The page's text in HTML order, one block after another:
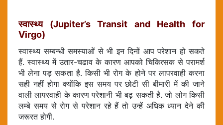
स्वास्थ्य (Jupiter’s Transit and Health for
Virgo)
स्वास्थ्य सम्बन्धी समस्याओं से भी इन दिनों आप परेशान हो सकते
हैं. स्वास्थ्य में उतार-चढाव के कारण आपको चिकित्सक से परामर्श
भी लेना पड़ सकता है. किसी भी रोग के होने पर लापरवाही करना
सही नहीं होगा क्योंकि इस समय पर छोटी सी बीमारी में की जाने
वाली लापरवाही के कारण परेशानी भी बढ़ सकती है. जो लोग किसी
लम्बे समय से रोग से परेशान रहे हैं तो उन्हें अधिक ध्यान देने की
जरूरत होगी.